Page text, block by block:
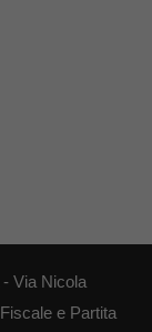
Via Nicola
e Partita